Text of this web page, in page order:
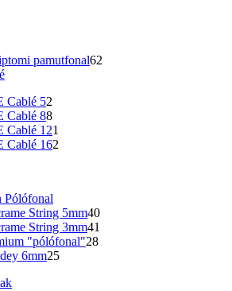
pamutfonal62
Cablé 52
Cablé 88
Cablé 121
Cablé 162
Pólófonal
String 5mm40
String 3mm41
"pólófonal"28
6mm25